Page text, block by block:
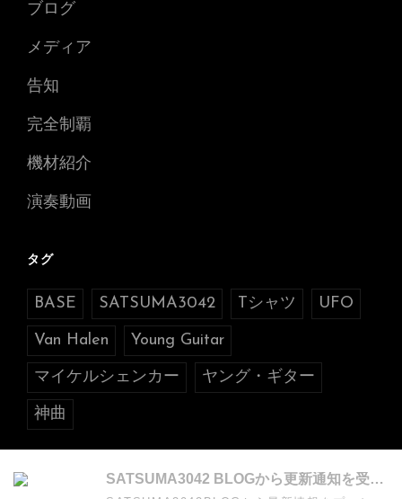
ブログ
メディア
告知
完全制覇
機材紹介
演奏動画
タグ
BASE SATSUMA3042 Tシャツ UFO
Van Halen Young Guitar
マイケルシェンカー ヤング・ギター
神曲
SATSUMA3042 BLOGから更新通知を受け取る